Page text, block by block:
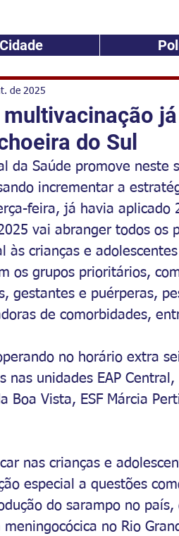
Cidade
multivacinação
do Sul
de 2025
da Saúde promove neste
incrementar a
feira, já havia aplicado
vai abranger todos os
às crianças e
os grupos prioritários,
gestantes e puérperas,
de comorbidades,
no horário extra
nas unidades EAP Central,
Boa Vista, ESF Márcia
nas crianças e
especial a questões
do sarampo no
no Rio